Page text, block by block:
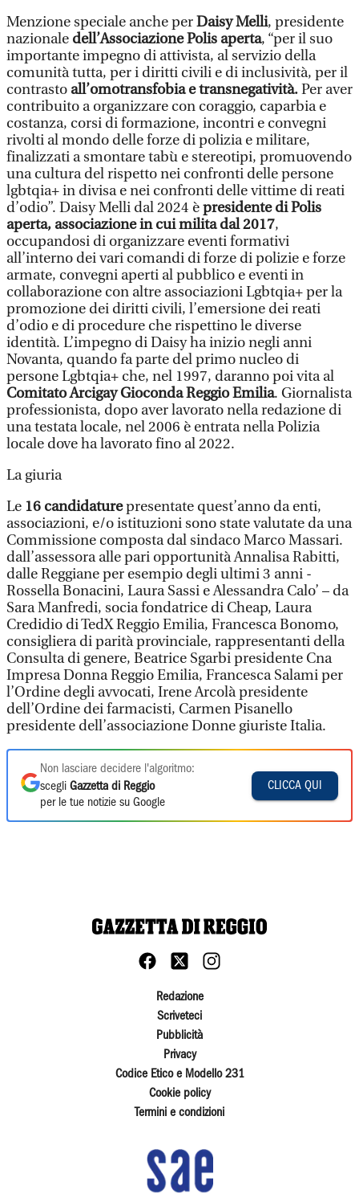
Menzione speciale anche perDaisy Melli, presidente
nazionale dell’Associazione Polis aperta, “per il suo
importante impegno di attivista, al servizio della
comunità tutta, per i diritti civili e di inclusività, per il
contrasto all’omotransfobia e transnegatività.Per aver
contribuito a organizzare con coraggio, caparbia e
costanza, corsi di formazione, incontri e convegni
rivolti al mondo delle forze di polizia e militare,
finalizzati a smontare tabù e stereotipi, promuovendo
una cultura del rispetto nei confronti delle persone
lgbtqia+ in divisa e nei confronti delle vittime di reati
d’odio”. Daisy Melli dal 2024 èpresidente di Polis
aperta, associazione in cui milita dal 2017,
occupandosi di organizzare eventi formativi
all’interno dei vari comandi di forze di polizie e forze
armate, convegni aperti al pubblico e eventi in
collaborazione con altre associazioni Lgbtqia+ per la
promozione dei diritti civili, l’emersione dei reati
d’odio e di procedure che rispettino le diverse
identità. L’impegno di Daisy ha inizio negli anni
Novanta, quando fa parte del primo nucleo di
persone Lgbtqia+ che, nel 1997, daranno poi vita al
Comitato Arcigay Gioconda Reggio Emilia. Giornalista
professionista, dopo aver lavorato nella redazione di
una testata locale, nel 2006 è entrata nella Polizia
locale dove ha lavorato fino al 2022.
La giuria
Le 16 candidaturepresentate quest’anno da enti,
associazioni, e/o istituzioni sono state valutate da una
Commissione composta dal sindaco Marco Massari.
dall’assessora alle pari opportunità Annalisa Rabitti,
dalle Reggiane per esempio degli ultimi 3 anni -
Rossella Bonacini, Laura Sassi e Alessandra Calo’ – da
Sara Manfredi, socia fondatrice di Cheap, Laura
Credidio di TedX Reggio Emilia, Francesca Bonomo,
consigliera di parità provinciale, rappresentanti della
Consulta di genere, Beatrice Sgarbi presidente Cna
Impresa Donna Reggio Emilia, Francesca Salami per
l’Ordine degli avvocati, Irene Arcolà presidente
dell’Ordine dei farmacisti, Carmen Pisanello
presidente dell’associazione Donne giuriste Italia.
Non lasciare decidere l'algoritmo:
scegli Gazzetta di Reggio
per le tue notizie su Google
CLICCA QUI
Redazione
Scriveteci
Pubblicità
Privacy
Codice Etico e Modello 231
Cookie policy
Termini e condizioni